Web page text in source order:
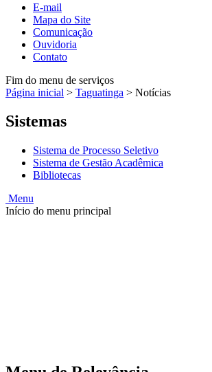
E-mail
Mapa do Site
Comunicação
Ouvidoria
Contato
Fim do menu de serviços
Página inicial > Taguatinga > Notícias
Sistemas
Sistema de Processo Seletivo
Sistema de Gestão Acadêmica
Bibliotecas
Menu
Início do menu principal